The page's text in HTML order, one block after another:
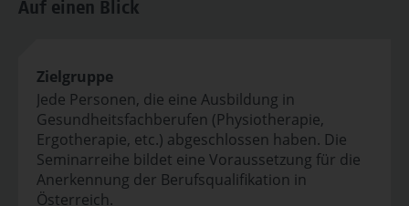
Auf einen Blick
Zielgruppe
Jede Personen, die eine Ausbildung in
Gesundheitsfachberufen (Physiotherapie,
Ergotherapie, etc.) abgeschlossen haben. Die
Seminarreihe bildet eine Voraussetzung für die
Anerkennung der Berufsqualifikation in
Österreich.